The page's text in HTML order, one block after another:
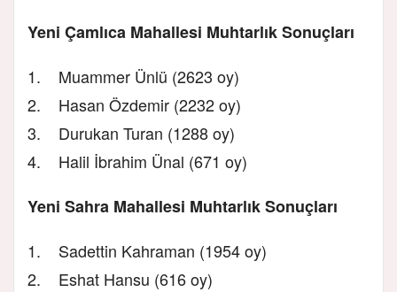
Yeni Çamlıca Mahallesi Muhtarlık Sonuçları
1. Muammer Ünlü (2623 oy)
2. Hasan Özdemir (2232 oy)
3. Durukan Turan (1288 oy)
4. Halil İbrahim Ünal (671 oy)
Yeni Sahra Mahallesi Muhtarlık Sonuçları
1. Sadettin Kahraman (1954 oy)
2. Eshat Hansu (616 oy)